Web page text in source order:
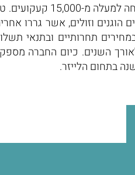
טופ לייזר קימת כ- 16 שנים,
וזולים, אשר גררו
תחרותיים ובתנאי
השנים. כיום החברה